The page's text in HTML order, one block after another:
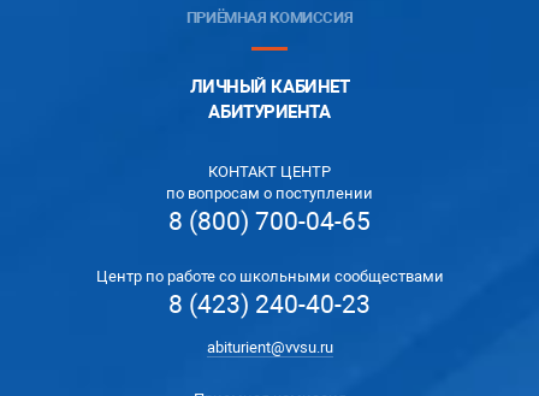
ПРИЁМНАЯ КОМИССИЯ
ЛИЧНЫЙ КАБИНЕТ
АБИТУРИЕНТА
КОНТАКТ ЦЕНТР
по вопросам о поступлении
8 (800) 700-04-65
Центр по работе со школьными сообществами
8 (423) 240-40-23
abiturient@vvsu.ru